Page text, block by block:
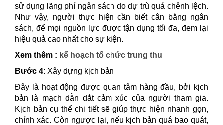
sử dụng lãng phí ngân sách do dự trù quá chênh lệch.
Như vậy, người thực hiện cần biết cân bằng ngân
sách, để mọi nguồn lực được tận dụng tối đa, đem lại
hiệu quả cao nhất cho sự kiện.
Xem thêm : kế hoạch tổ chức trung thu
Bước 4: Xây dựng kịch bản
Đây là hoạt động được quan tâm hàng đầu, bởi kịch
bản là mạch dẫn dắt cảm xúc của người tham gia.
Kịch bản cụ thể chi tiết sẽ giúp thực hiện nhanh gọn,
chính xác. Còn ngược lại, nếu kịch bản quá bao quát,